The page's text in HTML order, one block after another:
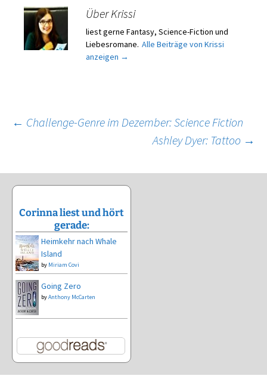
Über Krissi
liest gerne Fantasy, Science-Fiction und
Liebesromane. Alle Beiträge von Krissi
anzeigen →
Beitragsnavigation
← Challenge-Genre im Dezember: Science Fiction
Ashley Dyer: Tattoo →
Corinna liest und hört
gerade:
Heimkehr nach Whale
Island
by Miriam Covi
Going Zero
byAnthony McCarten